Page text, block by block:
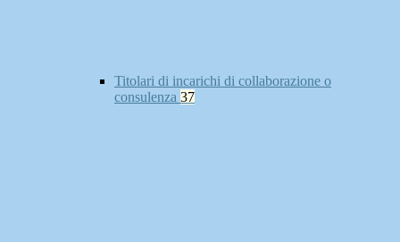
Titolari di incarichi di collaborazione o
consulenza 37